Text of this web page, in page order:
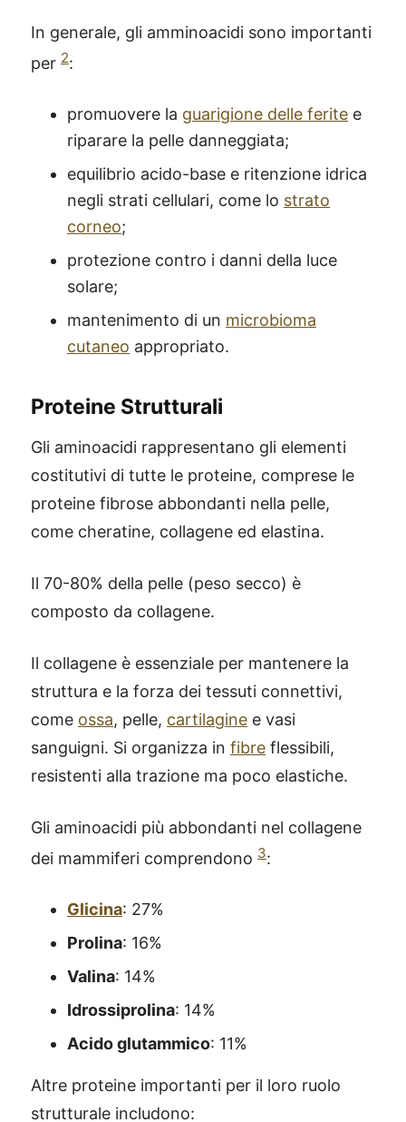
In generale, gli amminoacidi sono importanti
per 2:
promuovere la guarigione delle ferite e
riparare la pelle danneggiata;
equilibrio acido-base e ritenzione idrica
negli strati cellulari, come lo strato
corneo;
protezione contro i danni della luce
solare;
mantenimento di un microbioma
cutaneo appropriato.
Proteine Strutturali
Gli aminoacidi rappresentano gli elementi
costitutivi di tutte le proteine, comprese le
proteine ​​fibrose abbondanti nella pelle,
come cheratine, collagene ed elastina.
Il 70-80% della pelle (peso secco) è
composto da collagene.
Il collagene è essenziale per mantenere la
struttura e la forza dei tessuti connettivi,
come ossa, pelle, cartilagine e vasi
sanguigni. Si organizza in fibre flessibili,
resistenti alla trazione ma poco elastiche.
Gli aminoacidi più abbondanti nel collagene
dei mammiferi comprendono 3:
Glicina: 27%
Prolina: 16%
Valina: 14%
Idrossiprolina: 14%
Acido glutammico: 11%
Altre proteine importanti per il loro ruolo
strutturale includono: